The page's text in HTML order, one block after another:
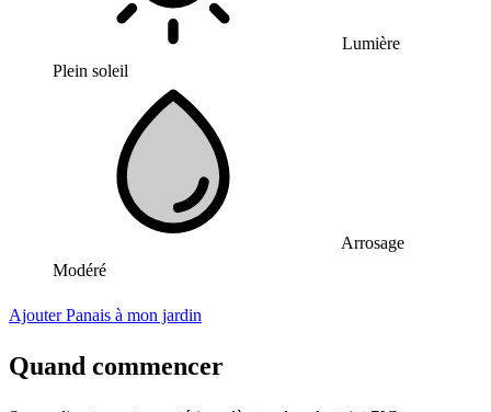
Lumière
Plein soleil
Arrosage
Modéré
Ajouter Panais à mon jardin
Quand commencer